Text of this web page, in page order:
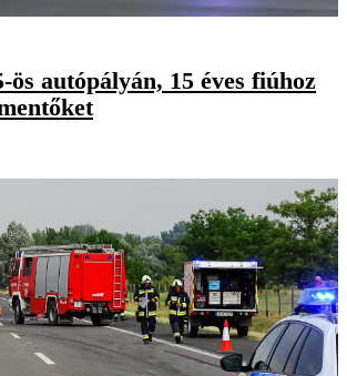
autópályán, 15 éves fiúhoz